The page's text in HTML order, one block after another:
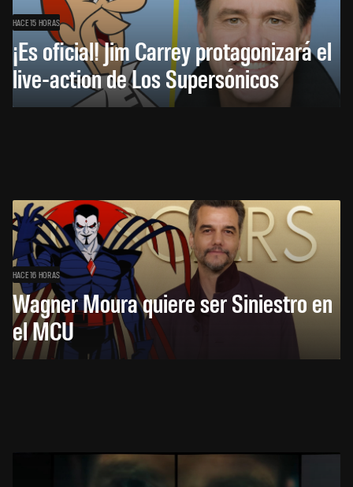
HACE 15 HORAS
¡Es oficial! Jim Carrey protagonizará el
live-action de Los Supersónicos
HACE 16 HORAS
Wagner Moura quiere ser Siniestro en
el MCU